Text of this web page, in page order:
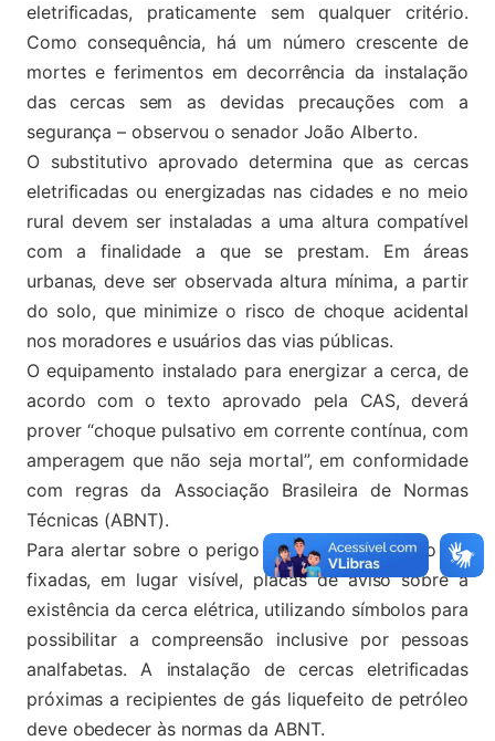
eletrificadas, praticamente sem qualquer critério.
Como consequência, há um número crescente de
mortes e ferimentos em decorrência da instalação
das cercas sem as devidas precauções com a
segurança – observou o senador João Alberto.
O substitutivo aprovado determina que as cercas
eletrificadas ou energizadas nas cidades e no meio
rural devem ser instaladas a uma altura compatível
com a finalidade a que se prestam. Em áreas
urbanas, deve ser observada altura mínima, a partir
do solo, que minimize o risco de choque acidental
nos moradores e usuários das vias públicas.
O equipamento instalado para energizar a cerca, de
acordo com o texto aprovado pela CAS, deverá
prover “choque pulsativo em corrente contínua, com
amperagem que não seja mortal”, em conformidade
com regras da Associação Brasileira de Normas
Técnicas (ABNT).
Para alertar sobre o perigo de choque, deverão ser
fixadas, em lugar visível, placas de aviso sobre a
existência da cerca elétrica, utilizando símbolos para
possibilitar a compreensão inclusive por pessoas
analfabetas. A instalação de cercas eletrificadas
próximas a recipientes de gás liquefeito de petróleo
deve obedecer às normas da ABNT.